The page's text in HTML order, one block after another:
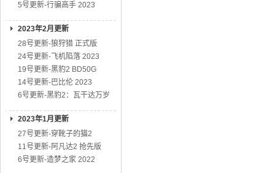
5号更新-行骗高手 2023
2023年2月更新
28号更新-狼狩猎 正式版
24号更新-飞机陷落 2023
19号更新-黑豹2 BD50G
14号更新-巴比伦 2023
6号更新-黑豹2：瓦干达万岁
2023年1月更新
27号更新-穿靴子的猫2
11号更新-阿凡达2 抢先版
6号更新-造梦之家 2022